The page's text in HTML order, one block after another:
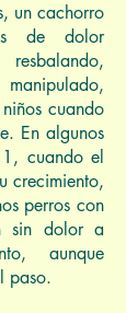
un cachorro
de dolor
cuando
En algunos
cuando el
crecimiento,
perros con
sin dolor a
aunque
paso.